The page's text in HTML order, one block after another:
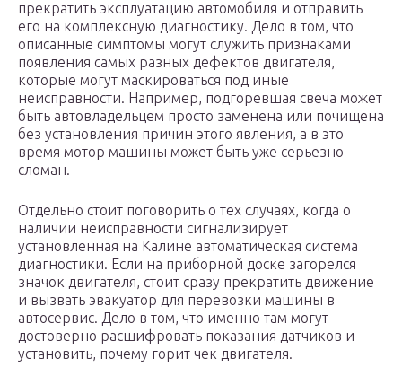
прекратить эксплуатацию автомобиля и отправить
его на комплексную диагностику. Дело в том, что
описанные симптомы могут служить признаками
появления самых разных дефектов двигателя,
которые могут маскироваться под иные
неисправности. Например, подгоревшая свеча может
быть автовладельцем просто заменена или почищена
без установления причин этого явления, а в это
время мотор машины может быть уже серьезно
сломан.
Отдельно стоит поговорить о тех случаях, когда о
наличии неисправности сигнализирует
установленная на Калине автоматическая система
диагностики. Если на приборной доске загорелся
значок двигателя, стоит сразу прекратить движение
и вызвать эвакуатор для перевозки машины в
автосервис. Дело в том, что именно там могут
достоверно расшифровать показания датчиков и
установить, почему горит чек двигателя.